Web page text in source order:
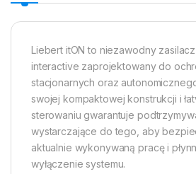
Liebert itON to niezawodny
interactive zaprojektowany do
stacjonarnych oraz
swojej kompaktowej konstrukcji i
sterowaniu gwarantuje
wystarczające do tego, aby
aktualnie wykonywaną pracę i
wyłączenie systemu.